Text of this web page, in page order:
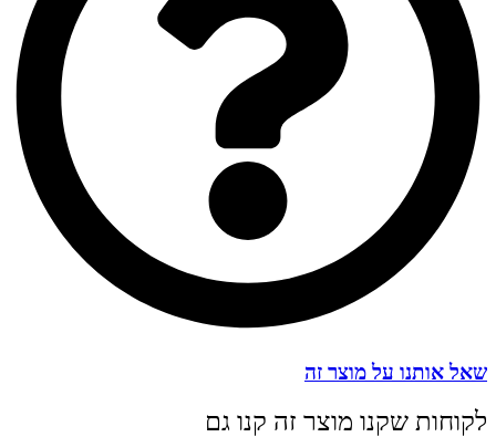
שאל אותנו על מוצר זה
לקוחות שקנו מוצר זה קנו גם